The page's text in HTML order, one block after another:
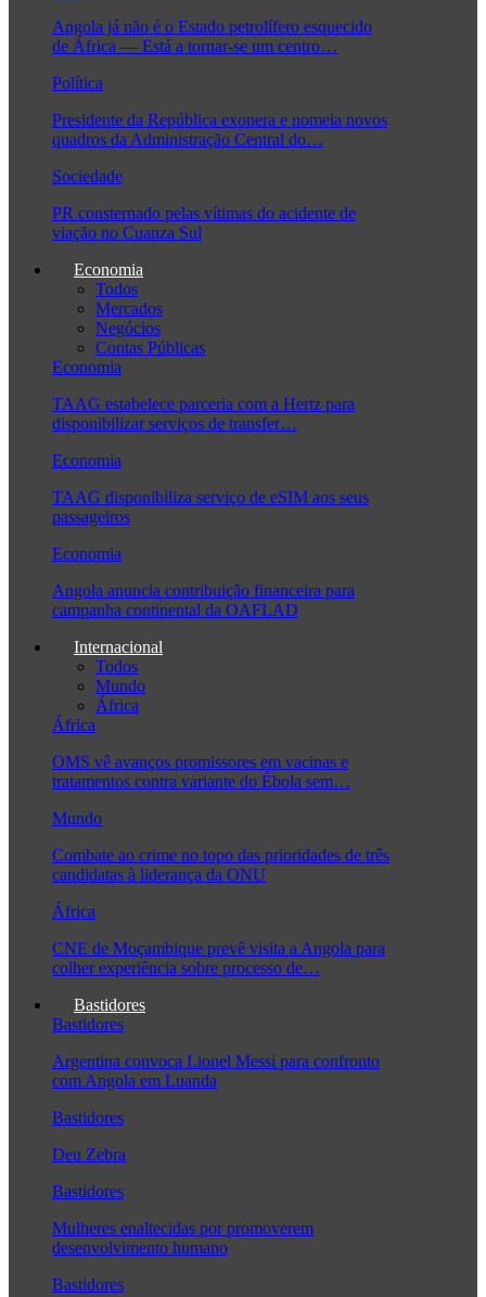
Angola já não é o Estado petrolífero esquecido
de África — Está a tornar-se um centro…
Política
Presidente da República exonera e nomeia novos
quadros da Administração Central do…
Sociedade
PR consternado pelas vítimas do acidente de
viação no Cuanza Sul
Economia
Todos
Mercados
Negócios
Contas Públicas
Economia
TAAG estabelece parceria com a Hertz para
disponibilizar serviços de transfer…
Economia
TAAG disponibiliza serviço de eSIM aos seus
passageiros
Economia
Angola anuncia contribuição financeira para
campanha continental da OAFLAD
Internacional
Todos
Mundo
África
África
OMS vê avanços promissores em vacinas e
tratamentos contra variante do Ébola sem…
Mundo
Combate ao crime no topo das prioridades de três
candidatas à liderança da ONU
África
CNE de Moçambique prevê visita a Angola para
colher experiência sobre processo de…
Bastidores
Bastidores
Argentina convoca Lionel Messi para confronto
com Angola em Luanda
Bastidores
Deu Zebra
Bastidores
Mulheres enaltecidas por promoverem
desenvolvimento humano
Bastidores